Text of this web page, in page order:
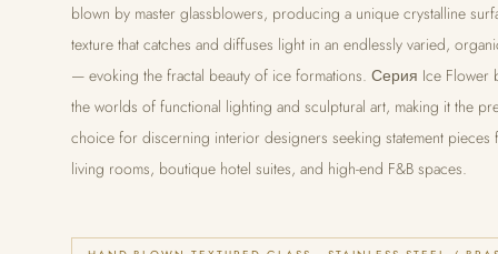
blown by master glassblowers, producing a unique crystalline
texture that catches and diffuses light in an endlessly varied,
— evoking the fractal beauty of ice formations. Серия Ice Flower
the worlds of functional lighting and sculptural art, making it the
choice for discerning interior designers seeking statement pieces
living rooms, boutique hotel suites, and high-end F&B spaces.